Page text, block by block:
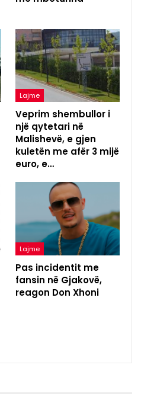
Lajme
Veprim shembullor i
një qytetari në
Malishevë, e gjen
kuletën me afër 3 mijë
euro, e…
Lajme
Pas incidentit me
fansin në Gjakovë,
reagon Don Xhoni